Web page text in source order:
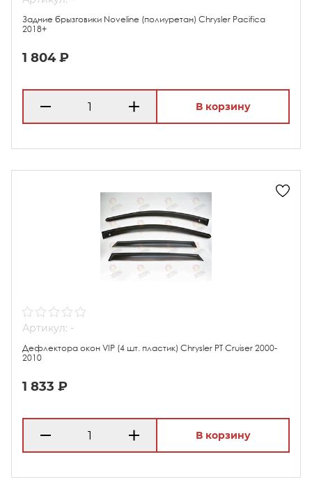
Задние брызговики Noveline (полиуретан) Chrysler Pacifica
2018+
1 804 ₽
В корзину
Артикул: -
Дефлектора окон VIP (4 шт. пластик) Chrysler PT Cruiser 2000-
2010
1 833 ₽
В корзину